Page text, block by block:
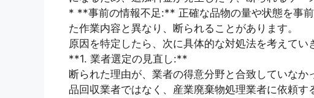
* **事前の情報不足:** 正確な品物の量や状態を事
た作業内容と異なり、断られることがあります。
原因を特定したら、次に具体的な対処法を考えてい
**1. 業者選定の見直し:**
断られた理由が、業者の得意分野と合致していな
品回収業者ではなく、産業廃棄物処理業者に依頼